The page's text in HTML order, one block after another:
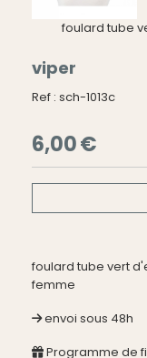
foulard tube
viper
Ref : sch-1013c
6,00€
foulard tube vert
femme
envoi sous 48h
Programme de